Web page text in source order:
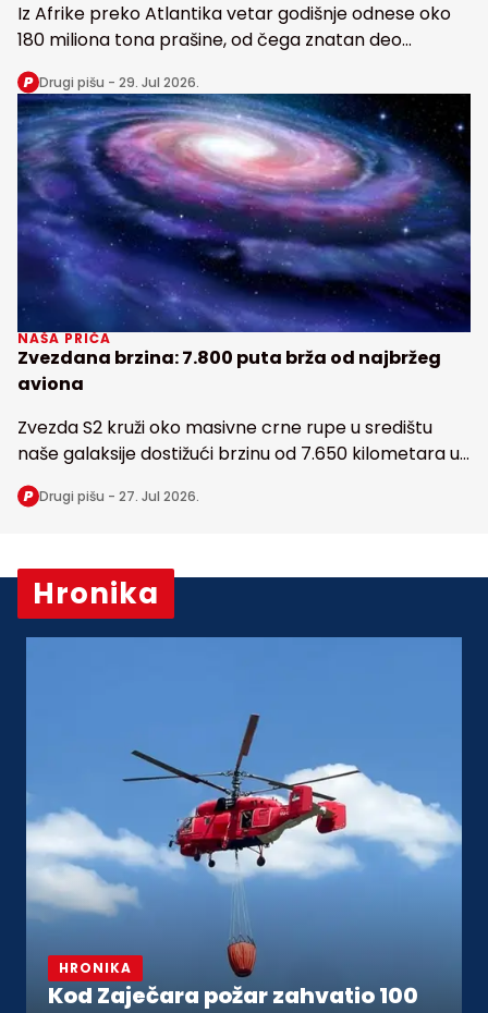
Iz Afrike preko Atlantika vetar godišnje odnese oko
180 miliona tona prašine, od čega znatan deo
snabdeva fosforom najveću tropsku kišnu šumu na
Zemlji
Drugi pišu - 29. Jul 2026.
NAŠA PRIČA
Zvezdana brzina: 7.800 puta brža od najbržeg
aviona
Zvezda S2 kruži oko masivne crne rupe u središtu
naše galaksije dostižući brzinu od 7.650 kilometara u
sekundi
Drugi pišu - 27. Jul 2026.
Hronika
Vidi sve
HRONIKA
Kod Zaječara požar zahvatio 100